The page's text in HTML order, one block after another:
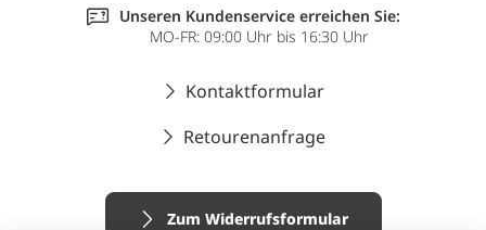
Unseren Kundenservice erreichen Sie:
MO-FR: 09:00 Uhr bis 16:30 Uhr
Kontaktformular
Retourenanfrage
Zum Widerrufsformular